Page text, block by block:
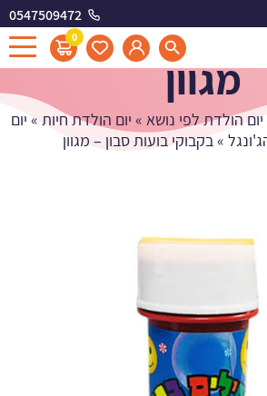
0547509472
0
בועות סבון -
מגוון
יום הולדת לפי נושא » יום הולדת חיות » יום
»בקבוקי בועות סבון – מגוון